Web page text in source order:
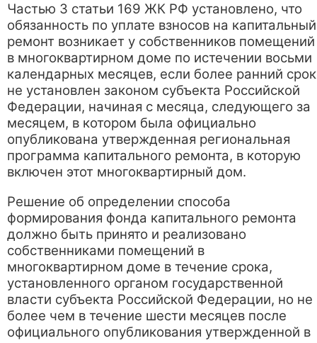
Частью 3 статьи 169 ЖК РФ установлено, что
обязанность по уплате взносов на капитальный
ремонт возникает у собственников помещений
в многоквартирном доме по истечении восьми
календарных месяцев, если более ранний срок
не установлен законом субъекта Российской
Федерации, начиная с месяца, следующего за
месяцем, в котором была официально
опубликована утвержденная региональная
программа капитального ремонта, в которую
включен этот многоквартирный дом.
Решение об определении способа
формирования фонда капитального ремонта
должно быть принято и реализовано
собственниками помещений в
многоквартирном доме в течение срока,
установленного органом государственной
власти субъекта Российской Федерации, но не
более чем в течение шести месяцев после
официального опубликования утвержденной в